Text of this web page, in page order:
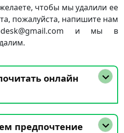
чтобы мы удалили ее
пожалуйста, напишите нам
и мы в
онлайн
предпочтение